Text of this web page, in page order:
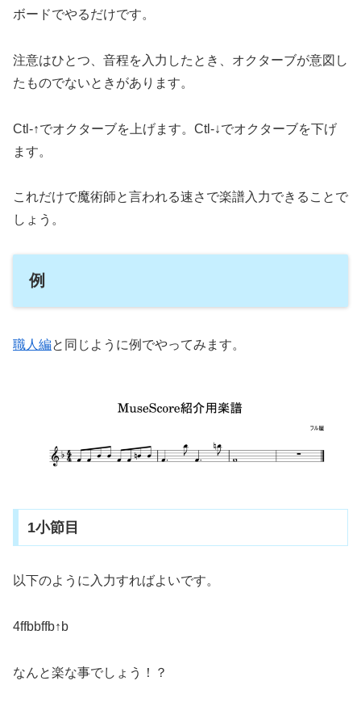
ボードでやるだけです。
注意はひとつ、音程を入力したとき、オクターブが意図し
たものでないときがあります。
Ctl-↑でオクターブを上げます。Ctl-↓でオクターブを下げ
ます。
これだけで魔術師と言われる速さで楽譜入力できることで
しょう。
例
職人編と同じように例でやってみます。
1小節目
以下のように入力すればよいです。
4ffbbffb↑b
なんと楽な事でしょう！？